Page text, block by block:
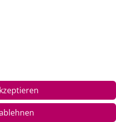
vorbehalten. |